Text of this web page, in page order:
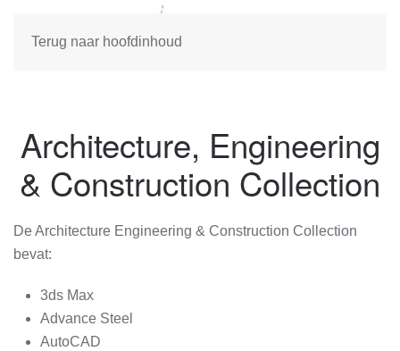
Terug naar hoofdinhoud
Architecture, Engineering
& Construction Collection
De Architecture Engineering & Construction Collection
bevat:
3ds Max
Advance Steel
AutoCAD